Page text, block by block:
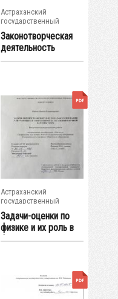
Астраханский
государственный
университет
Законотворческая
деятельность
представительных...
Астраханский
государственный
университет
Задачи-оценки по
физике и их роль в
формировании...